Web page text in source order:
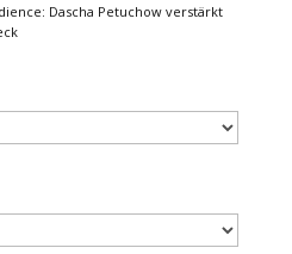
Dascha Petuchow verstärkt